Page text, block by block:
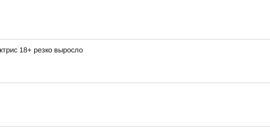
18+ резко выросло